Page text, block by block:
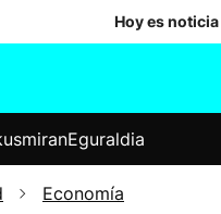
Hoy es noticia
Eguraldia
Economía